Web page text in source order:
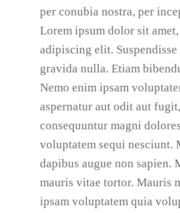
per conubia nostra, per
Lorem ipsum dolor sit
adipiscing elit.
gravida nulla. Etiam
Nemo enim ipsam
aspernatur aut odit aut
consequuntur magni
voluptatem sequi nesciunt.
dapibus augue non sapien.
mauris vitae tortor. Mauris
ipsam voluptatem quia